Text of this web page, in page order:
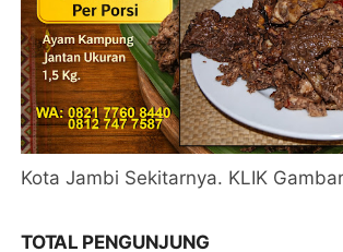
Kota Jambi Sekitarnya. KLIK Gambar
TOTAL PENGUNJUNG